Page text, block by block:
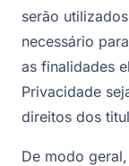
serão
necessário
as finalidades
Privacidade
direitos dos
De modo